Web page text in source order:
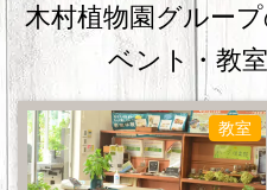
木村植物園グルー
ベント・教
教室